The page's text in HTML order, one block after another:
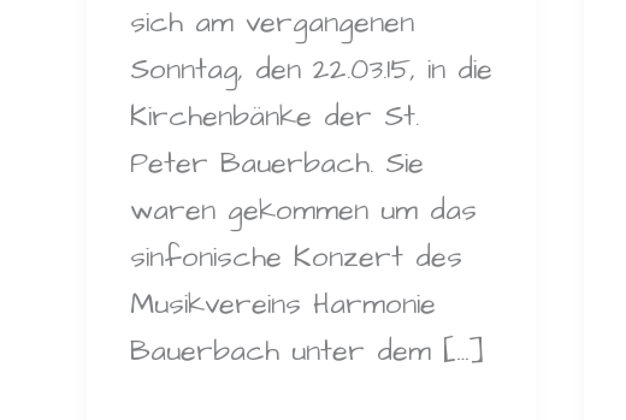
sich am vergangenen
Sonntag, den 22.03.15, in die
Kirchenbänke der St.
Peter Bauerbach. Sie
waren gekommen um das
sinfonische Konzert des
Musikvereins Harmonie
Bauerbach unter dem […]